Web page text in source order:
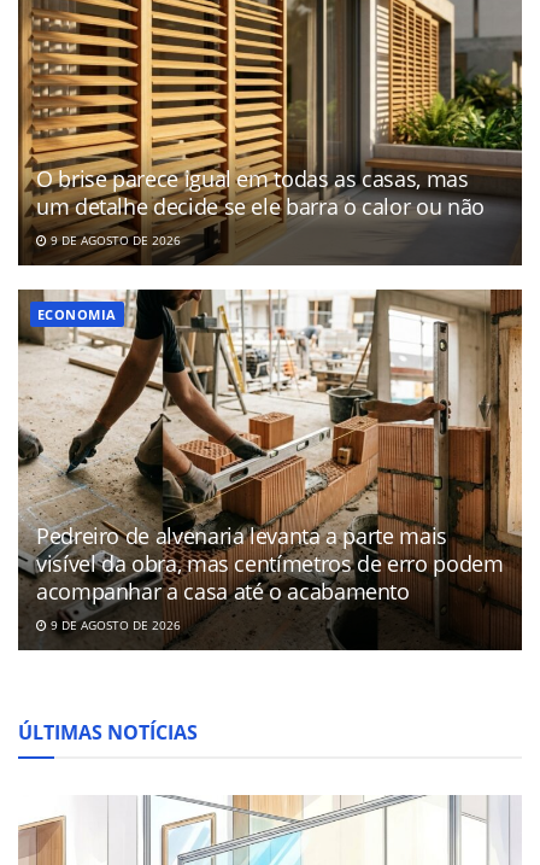
O brise parece igual em todas as casas, mas
um detalhe decide se ele barra o calor ou não
9 DE AGOSTO DE 2026
ECONOMIA
Pedreiro de alvenaria levanta a parte mais
visível da obra, mas centímetros de erro podem
acompanhar a casa até o acabamento
9 DE AGOSTO DE 2026
ÚLTIMAS NOTÍCIAS